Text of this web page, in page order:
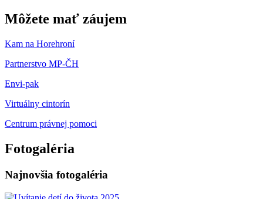
Môžete mať záujem
Kam na Horehroní
Partnerstvo MP-ČH
Envi-pak
Virtuálny cintorín
Centrum právnej pomoci
Fotogaléria
Najnovšia fotogaléria